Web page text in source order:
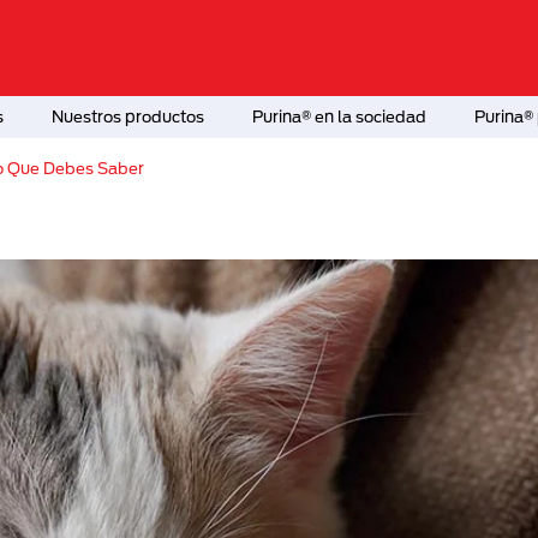
Nuestros productos Purina® en la sociedad
Que Debes Saber